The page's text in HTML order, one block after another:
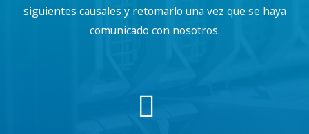
siguientes causales y retomarlo una vez que se haya
comunicado con nosotros.